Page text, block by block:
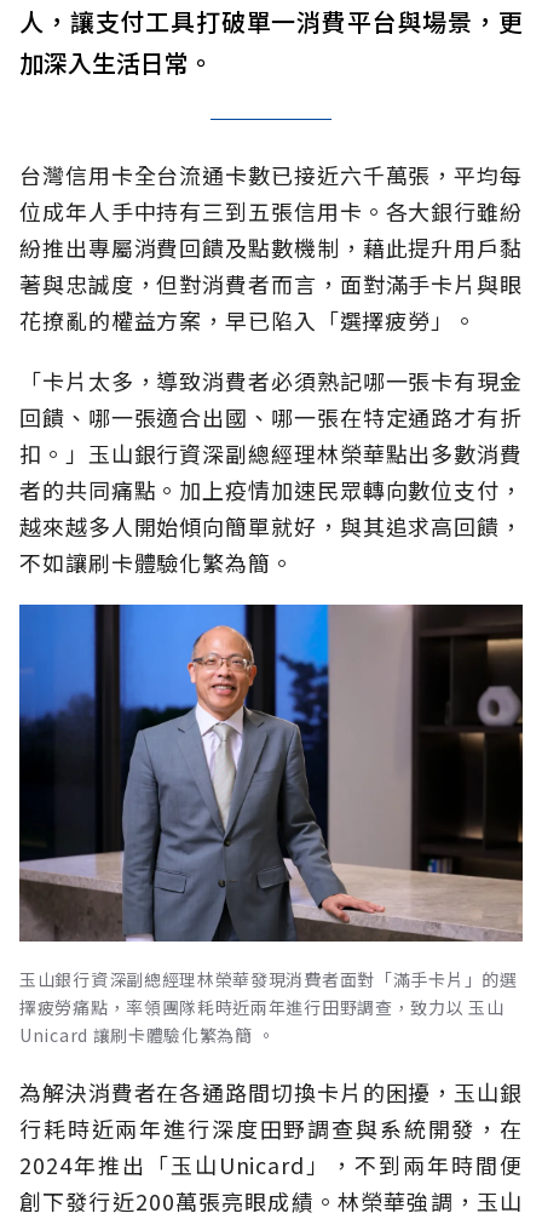
人，讓支付工具打破單一消費平台與場景，更
加深入生活日常。
台灣信用卡全台流通卡數已接近六千萬張，平均每
位成年人手中持有三到五張信用卡。各大銀行雖紛
紛推出專屬消費回饋及點數機制，藉此提升用戶黏
著與忠誠度，但對消費者而言，面對滿手卡片與眼
花撩亂的權益方案，早已陷入「選擇疲勞」。
「卡片太多，導致消費者必須熟記哪一張卡有現金
回饋、哪一張適合出國、哪一張在特定通路才有折
扣。」玉山銀行資深副總經理林榮華點出多數消費
者的共同痛點。加上疫情加速民眾轉向數位支付，
越來越多人開始傾向簡單就好，與其追求高回饋，
不如讓刷卡體驗化繁為簡。
玉山銀行資深副總經理林榮華發現消費者面對「滿手卡片」的選
擇疲勞痛點，率領團隊耗時近兩年進行田野調查，致力以 玉山
Unicard 讓刷卡體驗化繁為簡 。
為解決消費者在各通路間切換卡片的困擾，玉山銀
行耗時近兩年進行深度田野調查與系統開發，在
2024年推出「玉山Unicard」，不到兩年時間便
創下發行近200萬張亮眼成績。林榮華強調，玉山